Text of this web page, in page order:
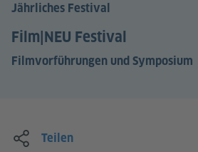
Jährliches Festival
Film|NEU Festival
Filmvorführungen und Symposium
Teilen